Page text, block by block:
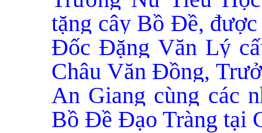
tặng cây Bồ Đề,
Đốc Đặng Văn Lý
Châu Văn Đồng,
An Giang cùng các
Bồ Đề Đạo Tràng tại